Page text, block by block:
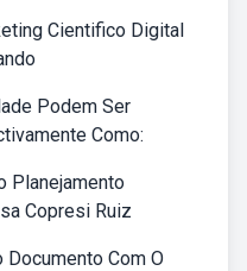
Cientifico Digital
Podem Ser
Como:
Planejamento
Copresi Ruiz
Com O